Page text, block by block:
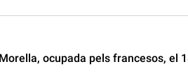
ocupada pels francesos, el